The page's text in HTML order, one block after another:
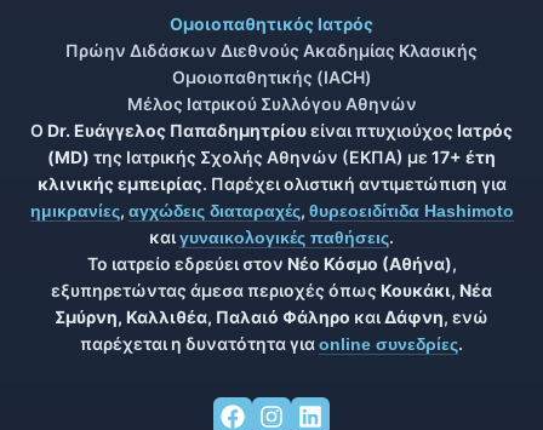
Ομοιοπαθητικός Ιατρός
Πρώην Διδάσκων Διεθνούς Ακαδημίας Κλασικής
Ομοιοπαθητικής (IACH)
Μέλος Ιατρικού Συλλόγου Αθηνών
Ο Dr. Ευάγγελος Παπαδημητρίουείναι πτυχιούχος Ιατρός
(MD) της Ιατρικής Σχολής Αθηνών (ΕΚΠΑ) με 17+ έτη
κλινικής εμπειρίας. Παρέχει ολιστική αντιμετώπιση για
ημικρανίες, αγχώδεις διαταραχές, θυρεοειδίτιδα Hashimoto
καιγυναικολογικές παθήσεις.
Το ιατρείο εδρεύει στον Νέο Κόσμο (Αθήνα),
εξυπηρετώντας άμεσα περιοχές όπως Κουκάκι, Νέα
Σμύρνη, Καλλιθέα, Παλαιό Φάληρο καιΔάφνη, ενώ
παρέχεται η δυνατότητα γιαonline συνεδρίες.